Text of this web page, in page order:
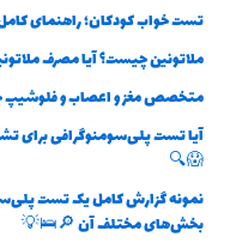
تست خواب کودکان؛ راهنمای
ملاتونین چیست؟ آیا مصرف
متخصص مغز و اعصاب و فلوشیپ
آیا تست پلی‌سومنوگرافی برای
😱🔍
نمونه گزارش کامل یک تست
بخش‌های مختلف آن 🔎🛌💡